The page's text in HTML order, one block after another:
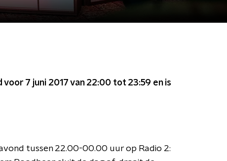
voor 7 juni 2017 van 22:00 tot 23:59 en is
tussen 22.00-00.00 uur op Radio 2: